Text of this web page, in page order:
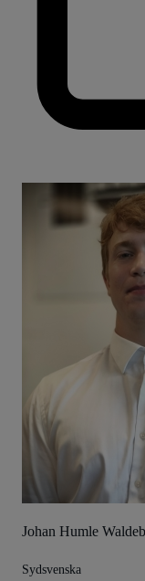
Johan Humle
Sydsvenska